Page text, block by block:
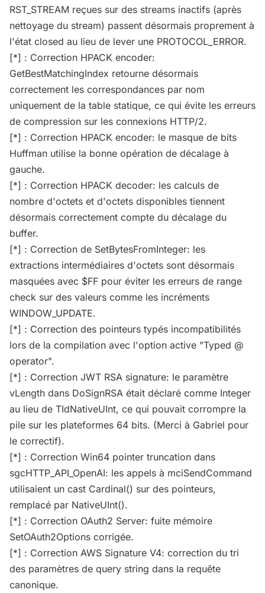
RST_STREAM reçues sur des streams inactifs (après
nettoyage du stream) passent désormais proprement à
l'état closed au lieu de lever une PROTOCOL_ERROR.
[*] : Correction HPACK encoder:
GetBestMatchingIndex retourne désormais
correctement les correspondances par nom
uniquement de la table statique, ce qui évite les erreurs
de compression sur les connexions HTTP/2.
[*] : Correction HPACK encoder: le masque de bits
Huffman utilise la bonne opération de décalage à
gauche.
[*] : Correction HPACK decoder: les calculs de
nombre d'octets et d'octets disponibles tiennent
désormais correctement compte du décalage du
buffer.
[*] : Correction de SetBytesFromInteger: les
extractions intermédiaires d'octets sont désormais
masquées avec $FF pour éviter les erreurs de range
check sur des valeurs comme les incréments
WINDOW_UPDATE.
[*] : Correction des pointeurs typés incompatibilités
lors de la compilation avec l'option active "Typed @
operator".
[*] : Correction JWT RSA signature: le paramètre
vLength dans DoSignRSA était déclaré comme Integer
au lieu de TIdNativeUInt, ce qui pouvait corrompre la
pile sur les plateformes 64 bits. (Merci à Gabriel pour
le correctif).
[*] : Correction Win64 pointer truncation dans
sgcHTTP_API_OpenAI: les appels à mciSendCommand
utilisaient un cast Cardinal() sur des pointeurs,
remplacé par NativeUInt().
[*] : Correction OAuth2 Server: fuite mémoire
SetOAuth2Options corrigée.
[*] : Correction AWS Signature V4: correction du tri
des paramètres de query string dans la requête
canonique.